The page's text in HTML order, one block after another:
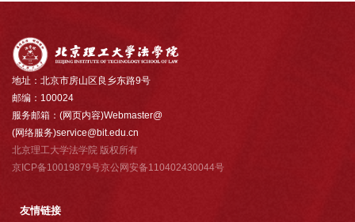
地址：北京市房山区良乡东路9号
邮编：100024
服务邮箱：(网页内容)Webmaster@
(网络服务)service@bit.edu.cn
北京理工大学法学院 版权所有
京ICP备10019879号京公网安备110402430044号
友情链接